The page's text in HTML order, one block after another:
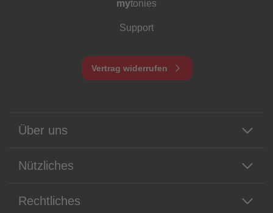
mytonies
Support
Vertrag widerrufen
Über uns
Nützliches
Rechtliches